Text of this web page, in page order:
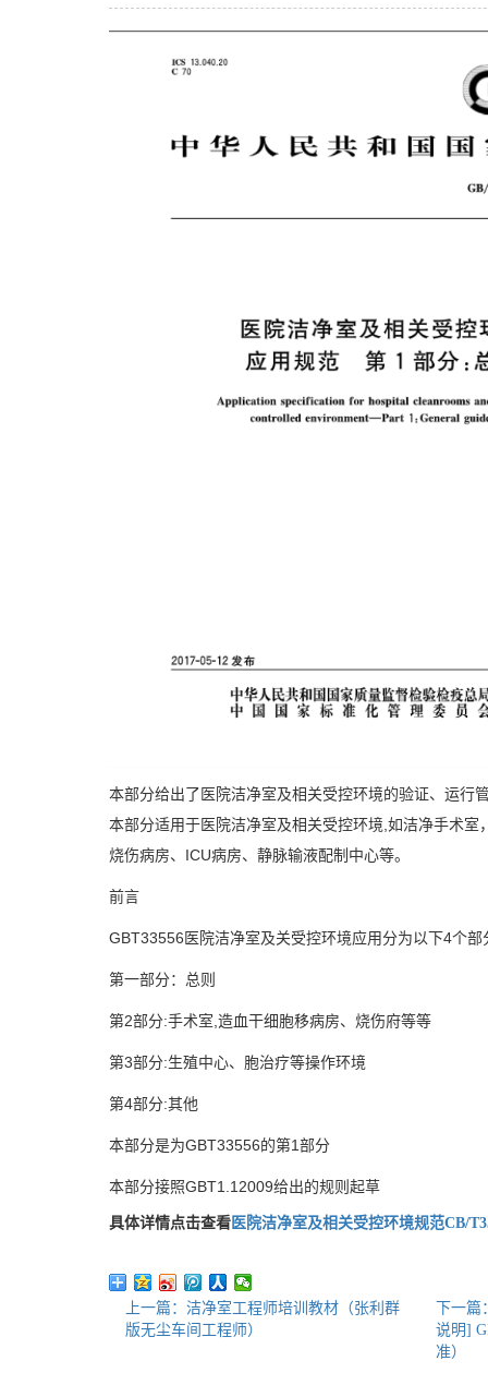
本部分给出了医院洁净室及相关受控环境的验证、运行
本部分适用于医院洁净室及相关受控环境,如洁净手术室
烧伤病房、ICU病房、静脉输液配制中心等。
前言
GBT33556医院洁净室及关受控环境应用分为以下4个部
第一部分：总则
第2部分:手术室 造血干细胞移病房、烧伤府等等
第3部分:生殖中心、胞治疗等操作环境
第4部分:其他
本部分是为GBT33556的第1部分
本部分接照GBT1.12009给出的规则起草
具体详情点击查看 医院洁净室及相关受控环境规范CB/
上一篇：洁净室工程师培训教材（张利群
版无尘车间工程师）
下一篇
说明]
准）